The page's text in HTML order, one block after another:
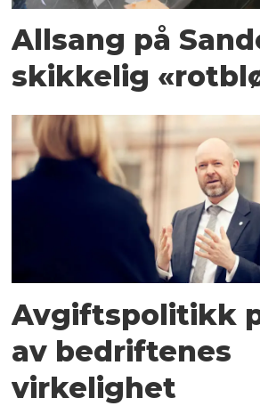
Allsang på
skikkelig
Avgiftspolitikk
av bedriftenes
virkelighet